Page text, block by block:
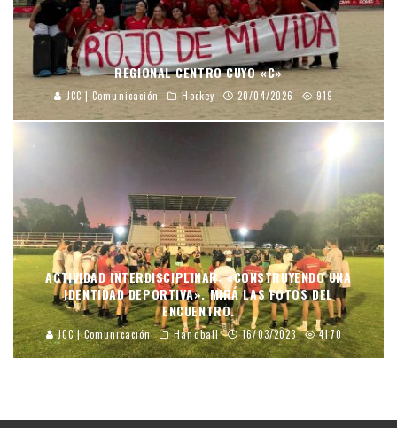
REGIONAL CENTRO CUYO «C»
JCC | Comunicación Hockey 20/04/2026 919
ACTIVIDAD INTERDISCIPLINAR: «CONSTRUYENDO UNA
IDENTIDAD DEPORTIVA». MIRÁ LAS FOTOS DEL
ENCUENTRO.
JCC | Comunicación Handball 16/03/2023 4170